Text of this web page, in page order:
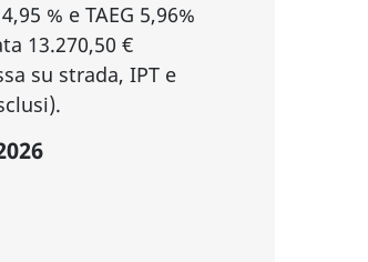
% e TAEG 5,96%
13.270,50 €
su strada, IPT e